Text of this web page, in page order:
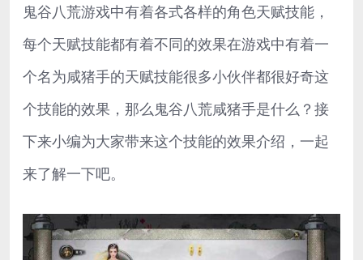
鬼谷八荒游戏中有着各式各样的角色天赋技能，
每个天赋技能都有着不同的效果在游戏中有着一
个名为咸猪手的天赋技能很多小伙伴都很好奇这
个技能的效果，那么鬼谷八荒咸猪手是什么？接
下来小编为大家带来这个技能的效果介绍，一起
来了解一下吧。